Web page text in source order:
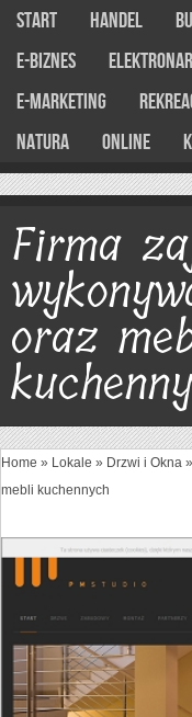
Start Handel
E-Biznes
E-marketing
Natura
Online
Firma
oraz
Home » Lokale » Drzwi i Okna »
mebli kuchennych